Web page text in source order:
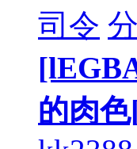
司令
的肉